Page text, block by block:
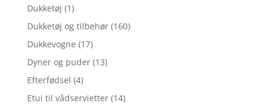
Dukketøj (1)
Dukketøj og tilbehør (160)
Dukkevogne (17)
Dyner og puder (13)
Efterfødsel (4)
Etui til vådservietter (14)